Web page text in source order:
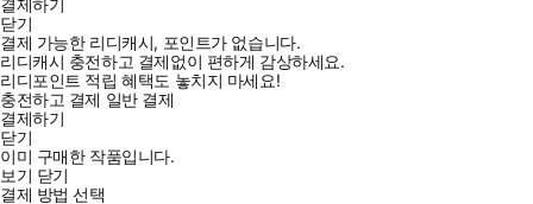
닫기
결제 가능한 리디캐시, 포인트가 없습니다.
리디캐시 충전하고 결제없이 편하게 감상하세요.
리디포인트 적립 혜택도 놓치지 마세요!
충전하고 결제 일반 결제
결제하기
닫기
이미 구매한 작품입니다.
보기 닫기
결제 방법 선택